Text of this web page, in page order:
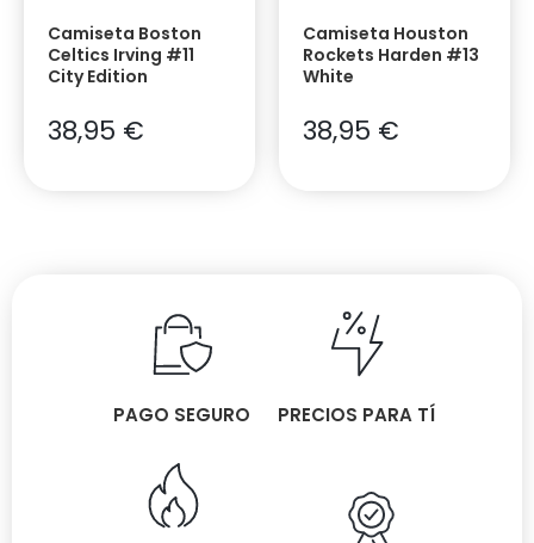
Camiseta Boston
Celtics Irving #11
City Edition
38,95 €
Camiseta Houston
Rockets Harden #13
White
38,95 €
PAGO SEGURO PRECIOS PARA TÍ